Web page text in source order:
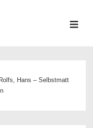
Rolfs, Hans – Selbstmatt